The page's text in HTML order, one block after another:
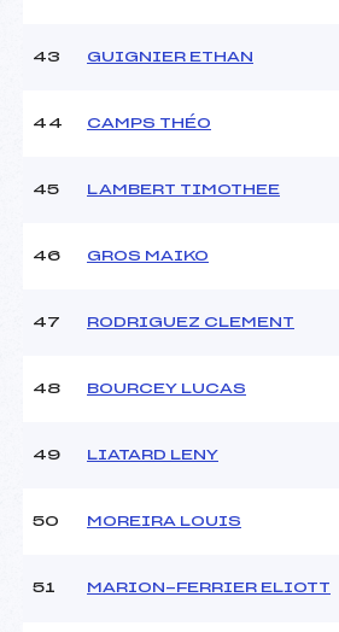
43 GUIGNIER ETHAN
44 CAMPS THÉO
45 LAMBERT TIMOTHEE
46 GROS MAIKO
47 RODRIGUEZ CLEMENT
48 BOURCEY LUCAS
49 LIATARD LENY
50 MOREIRA LOUIS
51 MARION-FERRIER ELIOTT